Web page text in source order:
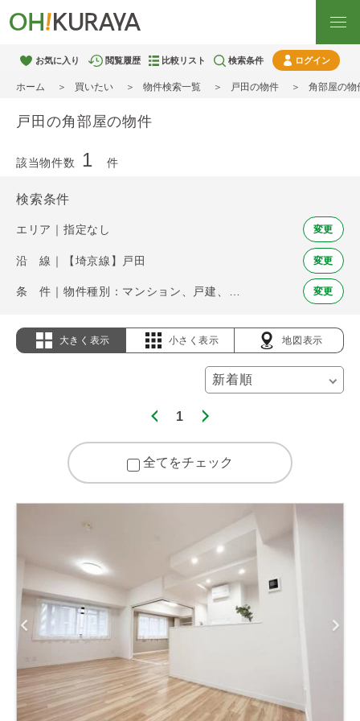
お気に入り 閲覧履歴 比較リスト 検索条件 ログイン
ホーム 買いたい 物件検索一覧 戸田の物件 角部屋の物
戸田の角部屋の物件
該当物件数 1 件
検索条件
エリア｜指定なし 変更
沿 線｜【埼京線】戸田 変更
変更
大きく表示 小さく表示 地図表示
1
全てをチェック